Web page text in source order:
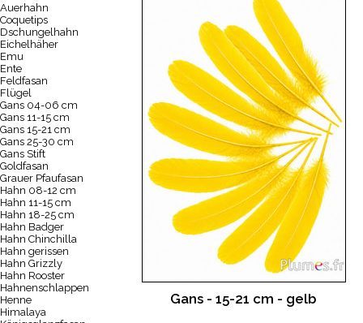
Auerhahn
Coquetips
Dschungelhahn
Eichelhäher
Emu
Ente
Feldfasan
Flügel
Gans 04-06 cm
Gans 11-15 cm
Gans 15-21 cm
Gans 25-30 cm
Gans Stift
Goldfasan
Grauer Pfaufasan
Hahn 08-12 cm
Hahn 11-15 cm
Hahn 18-25 cm
Hahn Badger
Hahn Chinchilla
Hahn gerissen
Hahn Grizzly
Hahn Rooster
Hahnenschlappen
Henne
Himalaya
Gans - 15-21 cm - gelb